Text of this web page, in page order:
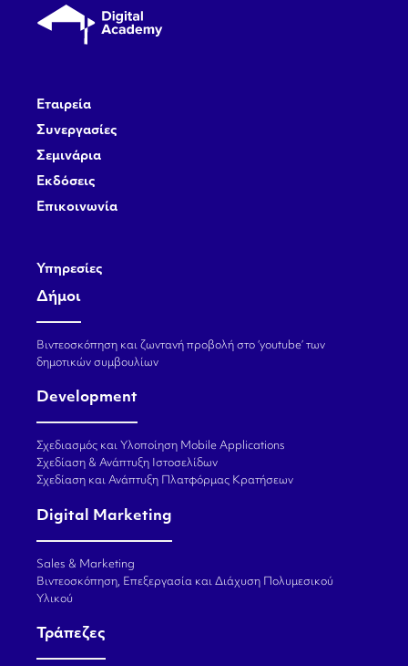
Εταιρεία
Συνεργασίες
Σεμινάρια
Εκδόσεις
Επικοινωνία
Υπηρεσίες
Δήμοι
Βιντεοσκόπηση και ζωντανή προβολή στο ‘youtube’ των
δημοτικών συμβουλίων
Development
Σχεδιασμός και Υλοποίηση Mobile Applications
Σχεδίαση & Ανάπτυξη Ιστοσελίδων
Σχεδίαση και Ανάπτυξη Πλατφόρμας Κρατήσεων
Digital Marketing
Sales & Marketing
Βιντεοσκόπηση, Επεξεργασία και Διάχυση Πολυμεσικού
Υλικού
Τράπεζες